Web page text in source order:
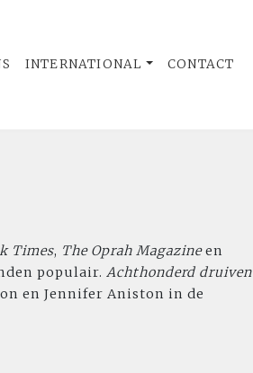
INTERNATIONAL CONTACT
Times, The Oprah Magazineen
populair. Achthonderd druiven
en Jennifer Aniston in de